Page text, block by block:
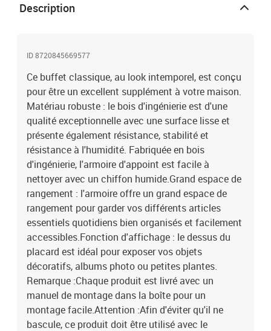
Description
ID 8720845669577
Ce buffet classique, au look intemporel, est conçu
pour être un excellent supplément à votre maison.
Matériau robuste : le bois d'ingénierie est d'une
qualité exceptionnelle avec une surface lisse et
présente également résistance, stabilité et
résistance à l'humidité. Fabriquée en bois
d'ingénierie, l'armoire d'appoint est facile à
nettoyer avec un chiffon humide.Grand espace de
rangement : l'armoire offre un grand espace de
rangement pour garder vos différents articles
essentiels quotidiens bien organisés et facilement
accessibles.Fonction d'affichage : le dessus du
placard est idéal pour exposer vos objets
décoratifs, albums photo ou petites plantes.
Remarque :Chaque produit est livré avec un
manuel de montage dans la boîte pour un
montage facile.Attention :Afin d'éviter qu'il ne
bascule, ce produit doit être utilisé avec le